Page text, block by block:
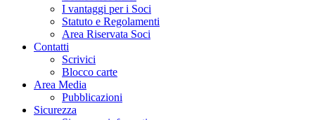
I vantaggi per i Soci
Statuto e Regolamenti
Area Riservata Soci
Contatti
Scrivici
Blocco carte
Area Media
Pubblicazioni
Sicurezza